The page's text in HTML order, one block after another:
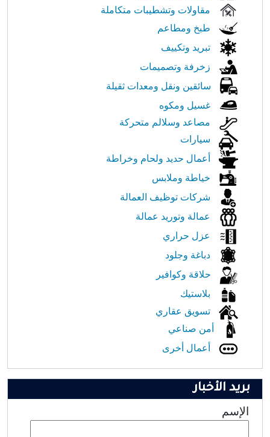
مقاولات وتشطيبات متكاملة
طبخ ومطاعم
تبريد وتكييف
زخرفة وتصميمات
سائقين ونقل ومعدات ثقيلة
غسيل ومكوه
مصاعد وسلالم متحركة
سيارات
أعمال حديد ولحام وخراطة
خياطة وملابس
شركات توظيف العمالة
عمالة وتوريد عمالة
عزل حراري
دباغة وجلود
حلاقة وكوافير
بلاستيك
تسويق عقاري
أمن صناعي
أعمال أخرى
بريد الأخبار
الإسم